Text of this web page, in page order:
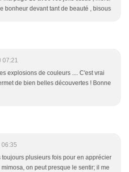
bonheur devant tant de beauté , bisous
07:21
explosions de couleurs .... C'est vrai
de bien belles découvertes ! Bonne
06:35
toujours plusieurs fois pour en apprécier
on peut presque le sentir; il me